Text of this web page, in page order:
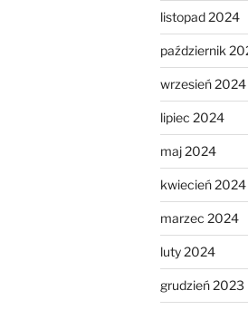
listopad 2024
październik
wrzesień 2024
lipiec 2024
maj 2024
kwiecień 2024
marzec 2024
luty 2024
grudzień 2023